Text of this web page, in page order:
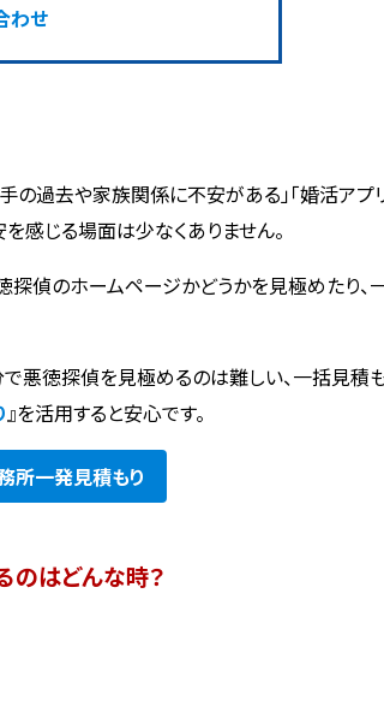
わせ
の過去や家族関係に不安がある」「婚活ア
感じる場面は少なくありません。
偵のホームページかどうかを見極めたり、
悪徳探偵を見極めるのは難しい、一括見積
』を活用すると安心です。
所一発見積もり
はどんな時？